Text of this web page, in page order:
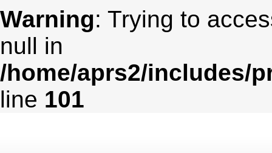
Warning: Trying to
null in
/home/aprs2/includes/
line 101